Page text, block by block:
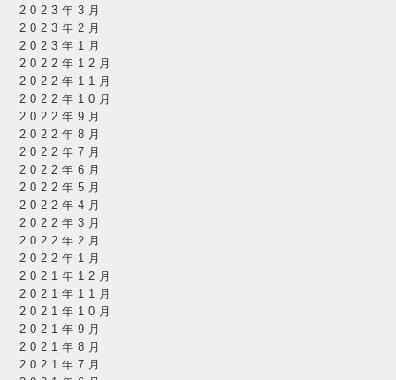
2023年3月
2023年2月
2023年1月
2022年12月
2022年11月
2022年10月
2022年9月
2022年8月
2022年7月
2022年6月
2022年5月
2022年4月
2022年3月
2022年2月
2022年1月
2021年12月
2021年11月
2021年10月
2021年9月
2021年8月
2021年7月